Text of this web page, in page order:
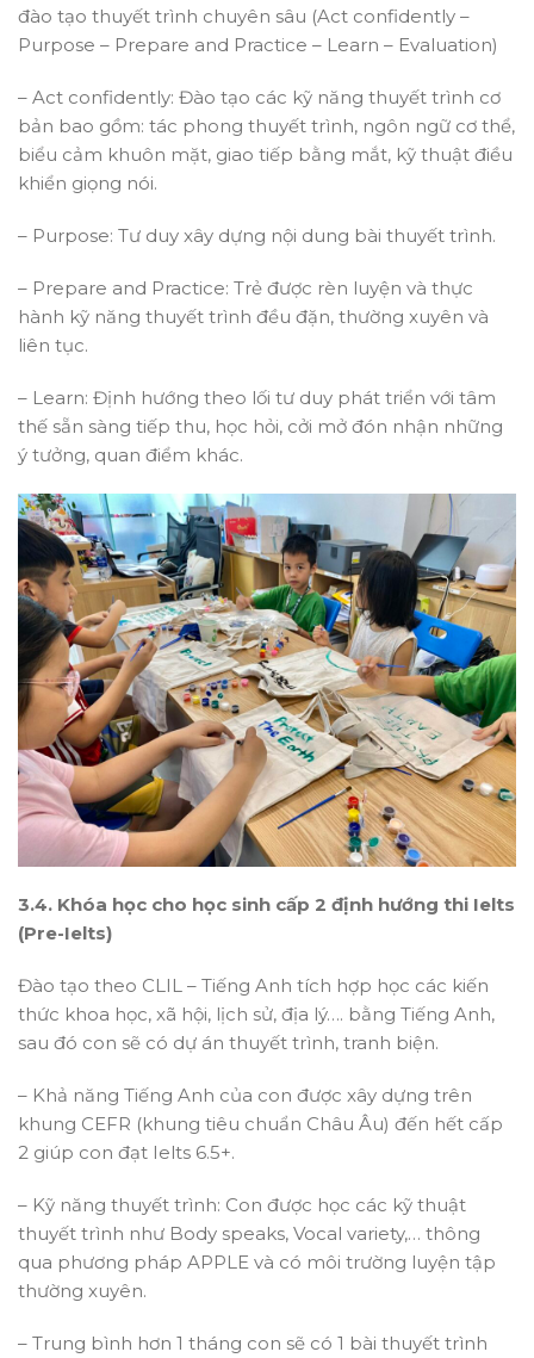
đào tạo thuyết trình chuyên sâu (Act confidently –
Purpose – Prepare and Practice – Learn – Evaluation)
– Act confidently: Đào tạo các kỹ năng thuyết trình cơ
bản bao gồm: tác phong thuyết trình, ngôn ngữ cơ thể,
biểu cảm khuôn mặt, giao tiếp bằng mắt, kỹ thuật điều
khiển giọng nói.
– Purpose: Tư duy xây dựng nội dung bài thuyết trình.
– Prepare and Practice: Trẻ được rèn luyện và thực
hành kỹ năng thuyết trình đều đặn, thường xuyên và
liên tục.
– Learn: Định hướng theo lối tư duy phát triển với tâm
thế sẵn sàng tiếp thu, học hỏi, cởi mở đón nhận những
ý tưởng, quan điểm khác.
3.4. Khóa học cho học sinh cấp 2 định hướng thi Ielts
(Pre-Ielts)
Đào tạo theo CLIL – Tiếng Anh tích hợp học các kiến
thức khoa học, xã hội, lịch sử, địa lý…. bằng Tiếng Anh,
sau đó con sẽ có dự án thuyết trình, tranh biện.
– Khả năng Tiếng Anh của con được xây dựng trên
khung CEFR (khung tiêu chuẩn Châu Âu) đến hết cấp
2 giúp con đạt Ielts 6.5+.
– Kỹ năng thuyết trình: Con được học các kỹ thuật
thuyết trình như Body speaks, Vocal variety,… thông
qua phương pháp APPLE và có môi trường luyện tập
thường xuyên.
– Trung bình hơn 1 tháng con sẽ có 1 bài thuyết trình